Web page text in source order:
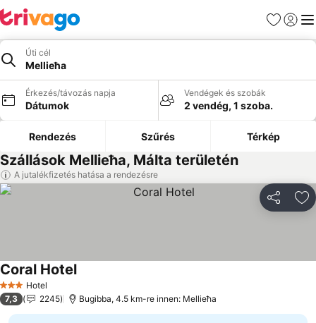
Kedvencek
Úti cél
Mellieħa
Érkezés/távozás napja
Dátumok
Vendégek és szobák
2 vendég, 1 szoba.
Rendezés Szűrés Térkép
Szállások Mellieħa, Málta területén
A jutalékfizetés hatása a rendezésre
3 Kategória
Hotel
Coral Hotel
7,3 2245 Bugibba, 4.5 km-re innen: Mellieħa